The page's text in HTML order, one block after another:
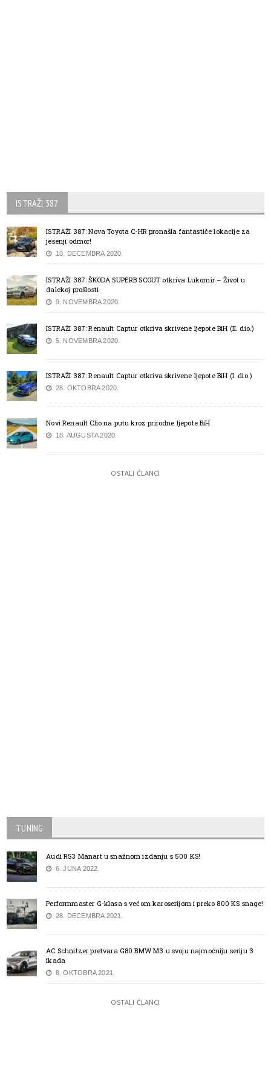
ISTRAŽI 387
ISTRAŽI 387: Nova Toyota C-HR pronašla fantastiče lokacije za
jesenji odmor!
10. DECEMBRA 2020.
ISTRAŽI 387: ŠKODA SUPERB SCOUT otkriva Lukomir – Život u
dalekoj prošlosti
9. NOVEMBRA 2020.
ISTRAŽI 387: Renault Captur otkriva skrivene ljepote BiH (II. dio.)
5. NOVEMBRA 2020.
ISTRAŽI 387: Renault Captur otkriva skrivene ljepote BiH (I. dio.)
28. OKTOBRA 2020.
Novi Renault Clio na putu kroz prirodne ljepote BiH
18. AUGUSTA 2020.
OSTALI ČLANCI
TUNING
Audi RS3 Manart u snažnom izdanju s 500 KS!
6. JUNA 2022.
Performmaster G-klasa s većom karoserijom i preko 800 KS snage!
28. DECEMBRA 2021.
AC Schnitzer pretvara G80 BMW M3 u svoju najmoćniju seriju 3
ikada
8. OKTOBRA 2021.
OSTALI ČLANCI